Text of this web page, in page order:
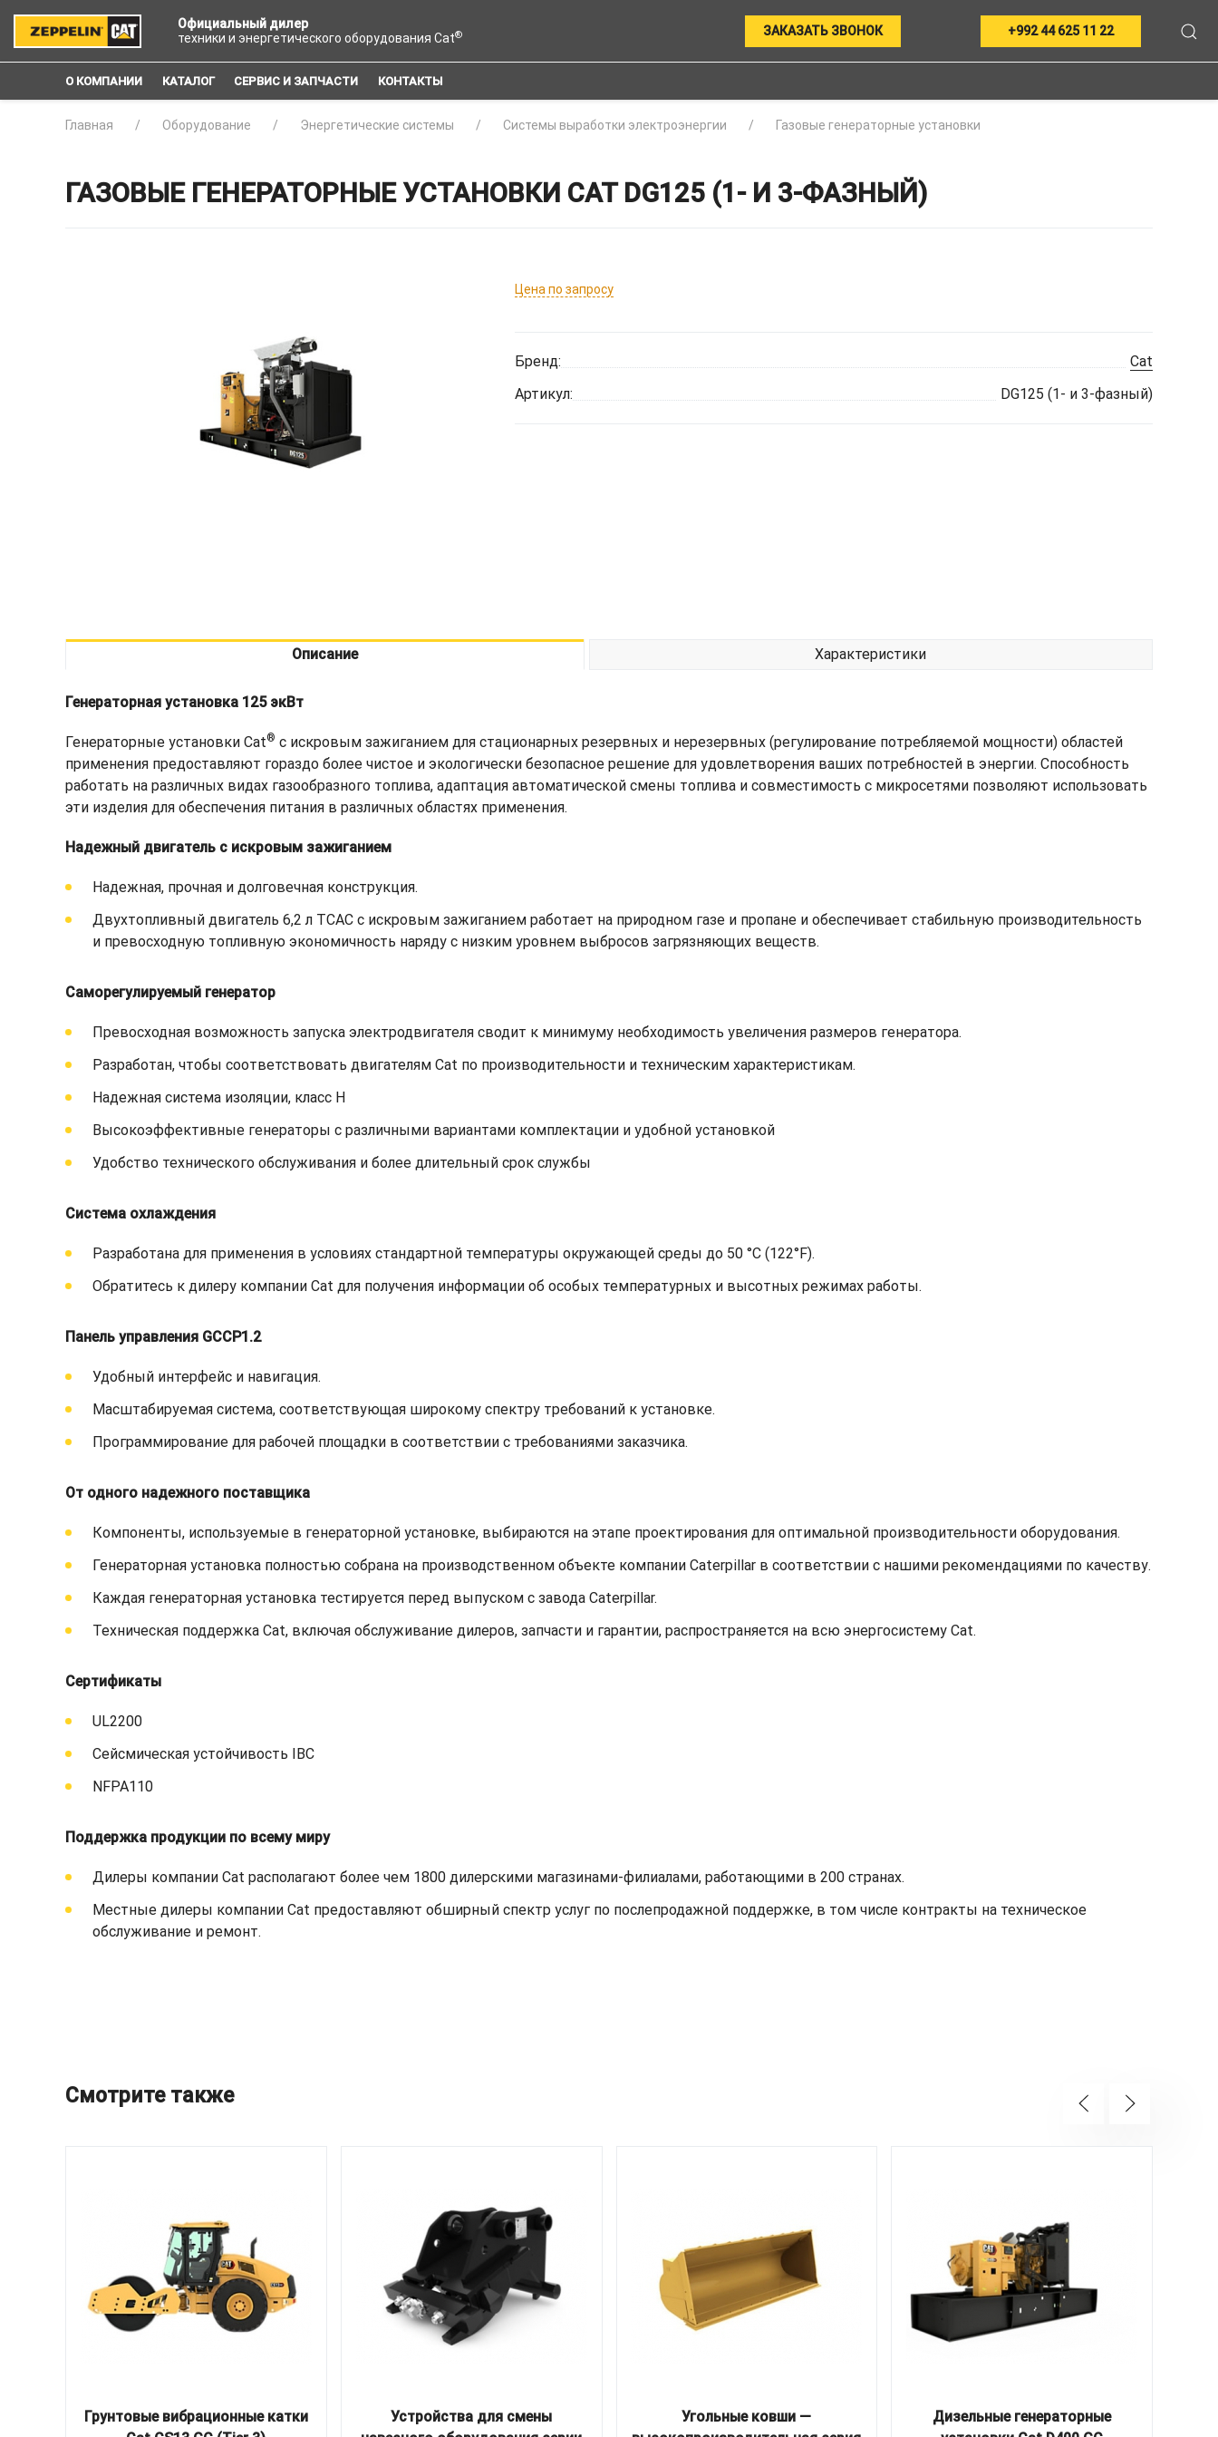
Официальный дилер
техники и энергетического оборудования Cat® ЗАКАЗАТЬ ЗВОНОК +992 44 625 11 22
О КОМПАНИИ КАТАЛОГ СЕРВИС И ЗАПЧАСТИ КОНТАКТЫ
Главная Оборудование Энергетические системы Системы выработки электроэнергии Газовые генераторные установки
ГАЗОВЫЕ ГЕНЕРАТОРНЫЕ УСТАНОВКИ CAT DG125 (1- И 3-ФАЗНЫЙ)
Цена по запросу
Бренд:
Cat
Артикул:
DG125 (1- и 3-фазный)
Описание Характеристики
Генераторная установка 125 экВт
Генераторные установки Cat® с искровым зажиганием для стационарных резервных и нерезервных (регулирование потребляемой мощности) областей
применения предоставляют гораздо более чистое и экологически безопасное решение для удовлетворения ваших потребностей в энергии. Способность
работать на различных видах газообразного топлива, адаптация автоматической смены топлива и совместимость с микросетями позволяют использовать
эти изделия для обеспечения питания в различных областях применения.
Надежный двигатель с искровым зажиганием
Надежная, прочная и долговечная конструкция.
Двухтопливный двигатель 6,2 л TCAC с искровым зажиганием работает на природном газе и пропане и обеспечивает стабильную производительность
и превосходную топливную экономичность наряду с низким уровнем выбросов загрязняющих веществ.
Саморегулируемый генератор
Превосходная возможность запуска электродвигателя сводит к минимуму необходимость увеличения размеров генератора.
Разработан, чтобы соответствовать двигателям Cat по производительности и техническим характеристикам.
Надежная система изоляции, класс H
Высокоэффективные генераторы с различными вариантами комплектации и удобной установкой
Удобство технического обслуживания и более длительный срок службы
Система охлаждения
Разработана для применения в условиях стандартной температуры окружающей среды до 50 °C (122°F).
Обратитесь к дилеру компании Cat для получения информации об особых температурных и высотных режимах работы.
Панель управления GCCP1.2
Удобный интерфейс и навигация.
Масштабируемая система, соответствующая широкому спектру требований к установке.
Программирование для рабочей площадки в соответствии с требованиями заказчика.
От одного надежного поставщика
Компоненты, используемые в генераторной установке, выбираются на этапе проектирования для оптимальной производительности оборудования.
Генераторная установка полностью собрана на производственном объекте компании Caterpillar в соответствии с нашими рекомендациями по качеству.
Каждая генераторная установка тестируется перед выпуском с завода Caterpillar.
Техническая поддержка Cat, включая обслуживание дилеров, запчасти и гарантии, распространяется на всю энергосистему Cat.
Сертификаты
UL2200
Сейсмическая устойчивость IBC
NFPA110
Поддержка продукции по всему миру
Дилеры компании Cat располагают более чем 1800 дилерскими магазинами-филиалами, работающими в 200 странах.
Местные дилеры компании Cat предоставляют обширный спектр услуг по послепродажной поддержке, в том числе контракты на техническое
обслуживание и ремонт.
Смотрите также
Грунтовые вибрационные катки
Устройства для смены
Угольные ковши —
Дизельные генераторные